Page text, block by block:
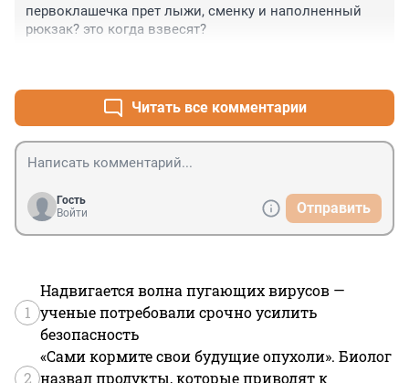
первоклашечка прет лыжи, сменку и наполненный
рюкзак? это когда взвесят?
Читать все комментарии
Гость
Войти
Отправить
1
Надвигается волна пугающих вирусов —
ученые потребовали срочно усилить
безопасность
2
«Сами кормите свои будущие опухоли». Биолог
назвал продукты, которые приводят к